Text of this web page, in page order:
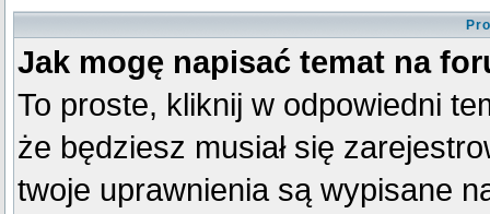
Jak mogę napisać temat na
To proste, kliknij w odpowiedni
że będziesz musiał się
twoje uprawnienia są wypisane